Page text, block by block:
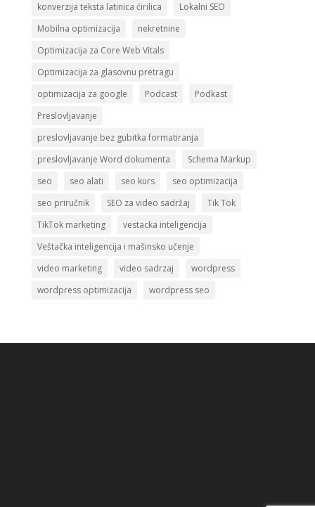
konverzija teksta latinica ćirilica
Lokalni SEO
Mobilna optimizacija
nekretnine
Optimizacija za Core Web Vitals
Optimizacija za glasovnu pretragu
optimizacija za google
Podcast
Podkast
Preslovljavanje
preslovljavanje bez gubitka formatiranja
preslovljavanje Word dokumenta
Schema Markup
seo
seo alati seo kurs
seo optimizacija
seo priručnik
SEO za video sadržaj
Tik Tok
TikTok marketing
vestacka inteligencija
Veštačka inteligencija i mašinsko učenje
video marketing
video sadrzaj
wordpress
wordpress optimizacija
wordpress seo